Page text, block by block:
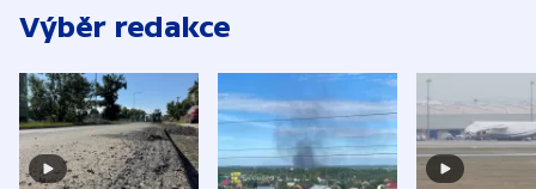
Výběr redakce